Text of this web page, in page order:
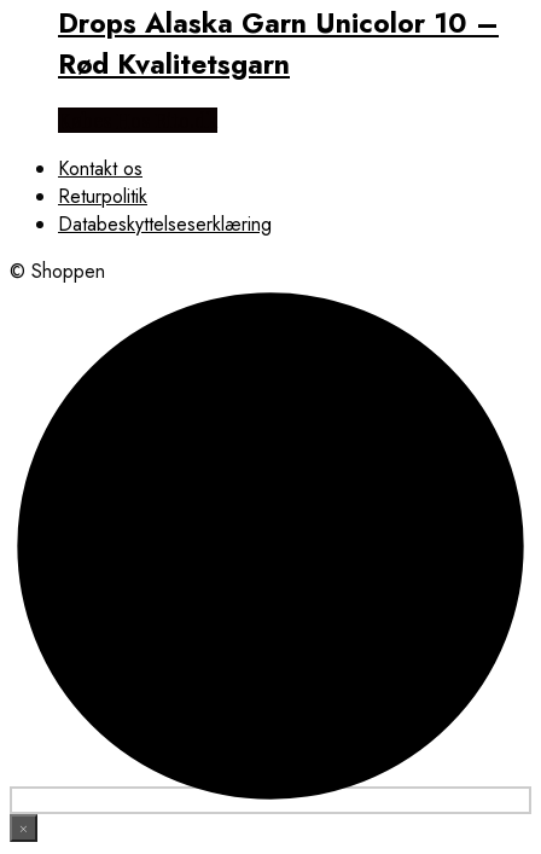
Drops Alaska Garn Unicolor 10 –
Rød Kvalitetsgarn
Kontakt os
Returpolitik
Databeskyttelseserklæring
© Shoppen
×